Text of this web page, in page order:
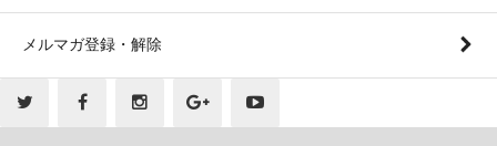
メルマガ登録・解除